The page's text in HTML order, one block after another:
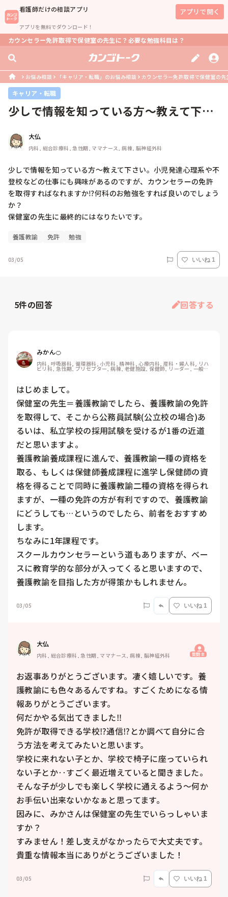
看護師だけの相談アプリ
アプリを無料でダウンロード！
アプリで開く
カウンセラー免許取得で保健室の先生に？必要な勉強科目は？
お悩み相談 「キャリア・転職」のお悩み相談 カウンセラー免許取得で保健室の
キャリア・転職
少しで情報を知っている方～教えて下さ
大仏
内科, 総合診療科, 急性期, ママナース, 病棟, 脳神経外科
少しで情報を知っている方～教えて下さい。小児発達心理系や不
登校などの仕事にも興味があるのですが、カウンセラーの免許
を取得すればなれますか⁉️何科のお勉強をすれば良いのでしょう
か？
保健室の先生に最終的にはなりたいです。
養護教諭 免許 勉強
03/05 いいね 1
5件の回答 回答する
みかん🍊
内科, 呼吸器科, 循環器科, 小児科, 精神科, 心療内科, 産科・婦人科, リハ
ビリ科, 急性期, プリセプター, 病棟, 老健施設, 保健師, リーダー, 一般病
院, 大学病院, 慢性期, 保育園・学校, 検診・健診
はじめまして。
保健室の先生＝養護教諭でしたら、養護教諭の免許
を取得して、そこから公務員試験(公立校の場合)あ
るいは、私立学校の採用試験を受けるが1番の近道
だと思いますよ。
養護教諭養成課程に進んで、養護教諭一種の資格を
取る、もしくは保健師養成課程に進学し保健師の資
格を得ることで同時に養護教諭二種の資格を得られ
ますが、一種の免許の方が有利ですので、養護教諭
にどうしても…というのでしたら、前者をおすすめ
します。
ちなみに1年課程です。
スクールカウンセラーという道もありますが、ベー
スに教育学的な部分が入ってくると思いますので、
養護教諭を目指した方が得策かもしれません。
03/05 いいね 1
大仏
内科, 総合診療科, 急性期, ママナース, 病棟, 脳神経外科 質問主
お返事ありがとうございます。凄く嬉しいです。養
護教諭にも色々あるんですね。すごくためになる情
報ありがとうございます。
何だかやる気出てきました‼️
免許が取得できる学校⁉️通信⁉️とか調べて自分に合
う方法を考えてみたいと思います。
学校に来れない子とか、学校で椅子に座っていられ
ない子とか‥すごく最近増えていると聞きました。
そんな子が少しでも楽しく学校に通えるよう～何か
お手伝い出来ないかなぁと思ってます。
因みに、みかさんは保健室の先生でいらっしゃいま
すか？
すみません！差し支えがなかったらで大丈夫です。
貴重な情報本当にありがとうございました！
03/05 いいね 1